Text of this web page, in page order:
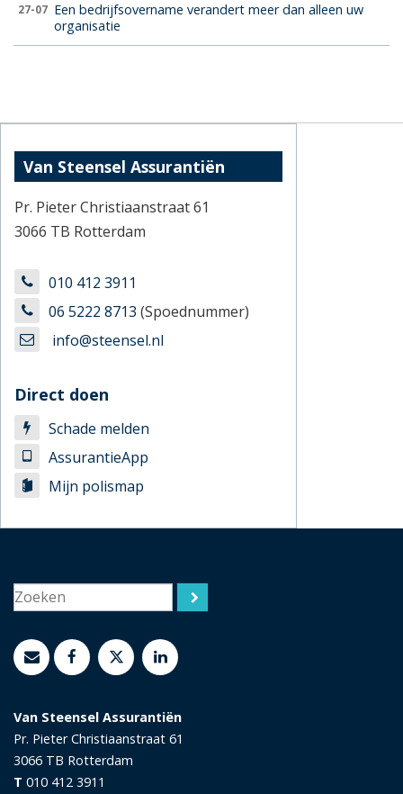
27-07 Een bedrijfsovername verandert meer dan alleen uw
organisatie
Van Steensel Assurantiën
Pr. Pieter Christiaanstraat 61
3066 TB Rotterdam
010 412 3911
06 5222 8713 (Spoednummer)
info@steensel.nl
Direct doen
Schade melden
AssurantieApp
Mijn polismap
Van Steensel Assurantiën
Pr. Pieter Christiaanstraat 61
3066 TB Rotterdam
T 010 412 3911